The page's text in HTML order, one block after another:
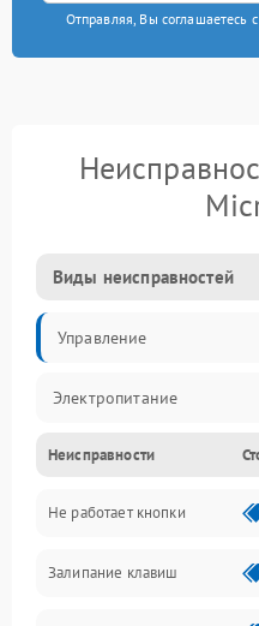
Отправляя, Вы соглашаетесь с
Виды неисправностей
Управление
Электропитание
Неисправности
Не работает кнопки
Залипание клавиш